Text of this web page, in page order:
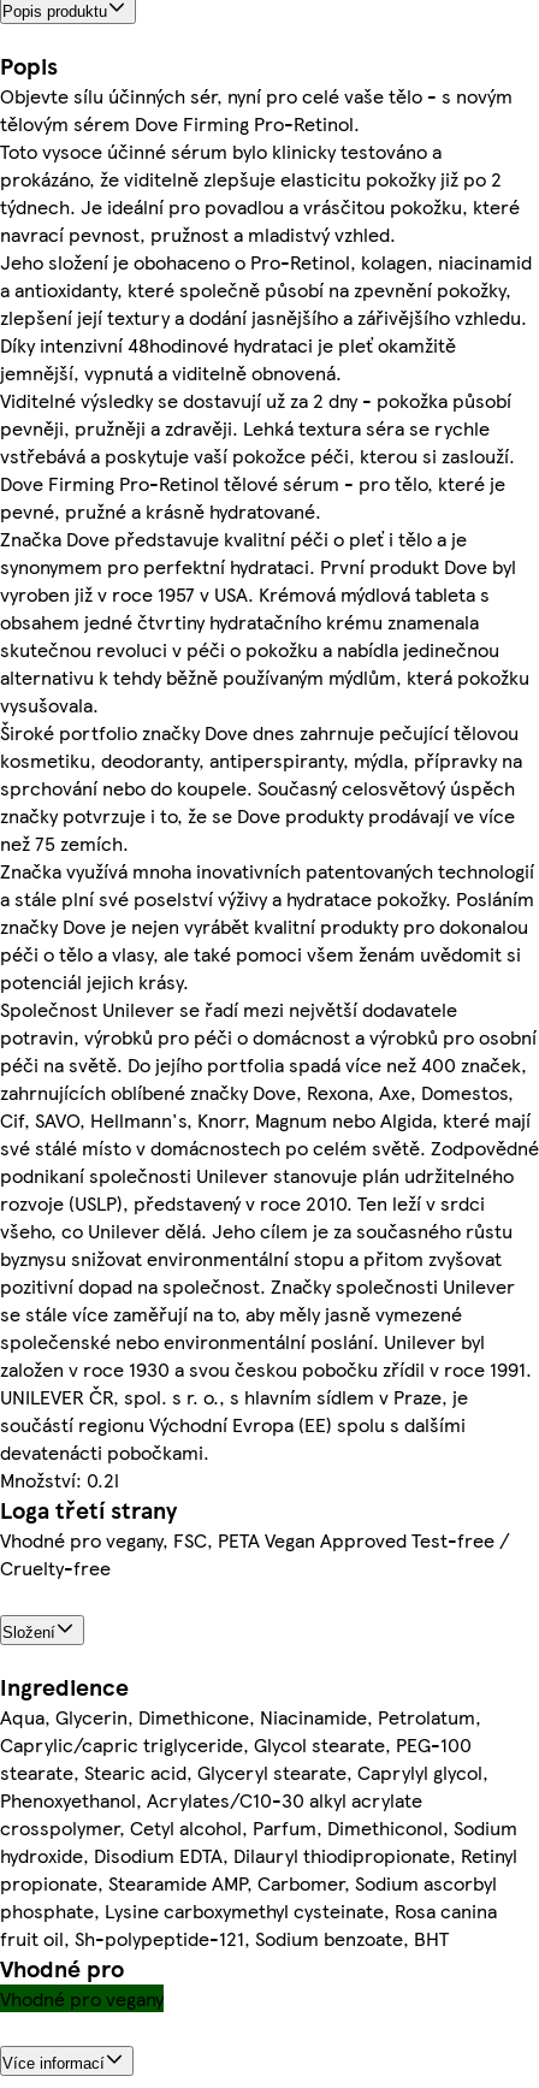
Popis produktu
Popis
Objevte sílu účinných sér, nyní pro celé vaše tělo - s novým
tělovým sérem Dove Firming Pro-Retinol.
Toto vysoce účinné sérum bylo klinicky testováno a
prokázáno, že viditelně zlepšuje elasticitu pokožky již po 2
týdnech. Je ideální pro povadlou a vrásčitou pokožku, které
navrací pevnost, pružnost a mladistvý vzhled.
Jeho složení je obohaceno o Pro-Retinol, kolagen, niacinamid
a antioxidanty, které společně působí na zpevnění pokožky,
zlepšení její textury a dodání jasnějšího a zářivějšího vzhledu.
Díky intenzivní 48hodinové hydrataci je pleť okamžitě
jemnější, vypnutá a viditelně obnovená.
Viditelné výsledky se dostavují už za 2 dny - pokožka působí
pevněji, pružněji a zdravěji. Lehká textura séra se rychle
vstřebává a poskytuje vaší pokožce péči, kterou si zaslouží.
Dove Firming Pro-Retinol tělové sérum - pro tělo, které je
pevné, pružné a krásně hydratované.
Značka Dove představuje kvalitní péči o pleť i tělo a je
synonymem pro perfektní hydrataci. První produkt Dove byl
vyroben již v roce 1957 v USA. Krémová mýdlová tableta s
obsahem jedné čtvrtiny hydratačního krému znamenala
skutečnou revoluci v péči o pokožku a nabídla jedinečnou
alternativu k tehdy běžně používaným mýdlům, která pokožku
vysušovala.
Široké portfolio značky Dove dnes zahrnuje pečující tělovou
kosmetiku, deodoranty, antiperspiranty, mýdla, přípravky na
sprchování nebo do koupele. Současný celosvětový úspěch
značky potvrzuje i to, že se Dove produkty prodávají ve více
než 75 zemích.
Značka využívá mnoha inovativních patentovaných technologií
a stále plní své poselství výživy a hydratace pokožky. Posláním
značky Dove je nejen vyrábět kvalitní produkty pro dokonalou
péči o tělo a vlasy, ale také pomoci všem ženám uvědomit si
potenciál jejich krásy.
Společnost Unilever se řadí mezi největší dodavatele
potravin, výrobků pro péči o domácnost a výrobků pro osobní
péči na světě. Do jejího portfolia spadá více než 400 značek,
zahrnujících oblíbené značky Dove, Rexona, Axe, Domestos,
Cif, SAVO, Hellmann's, Knorr, Magnum nebo Algida, které mají
své stálé místo v domácnostech po celém světě. Zodpovědné
podnikaní společnosti Unilever stanovuje plán udržitelného
rozvoje (USLP), představený v roce 2010. Ten leží v srdci
všeho, co Unilever dělá. Jeho cílem je za současného růstu
byznysu snižovat environmentální stopu a přitom zvyšovat
pozitivní dopad na společnost. Značky společnosti Unilever
se stále více zaměřují na to, aby měly jasně vymezené
společenské nebo environmentální poslání. Unilever byl
založen v roce 1930 a svou českou pobočku zřídil v roce 1991.
UNILEVER ČR, spol. s r. o., s hlavním sídlem v Praze, je
součástí regionu Východní Evropa (EE) spolu s dalšími
devatenácti pobočkami.
Množství: 0.2l
Loga třetí strany
Vhodné pro vegany, FSC, PETA Vegan Approved Test-free /
Cruelty-free
Složení
Ingredience
Aqua, Glycerin, Dimethicone, Niacinamide, Petrolatum,
Caprylic/capric triglyceride, Glycol stearate, PEG-100
stearate, Stearic acid, Glyceryl stearate, Caprylyl glycol,
Phenoxyethanol, Acrylates/C10-30 alkyl acrylate
crosspolymer, Cetyl alcohol, Parfum, Dimethiconol, Sodium
hydroxide, Disodium EDTA, Dilauryl thiodipropionate, Retinyl
propionate, Stearamide AMP, Carbomer, Sodium ascorbyl
phosphate, Lysine carboxymethyl cysteinate, Rosa canina
fruit oil, Sh-polypeptide-121, Sodium benzoate, BHT
Vhodné pro
Vhodné pro vegany
Více informací